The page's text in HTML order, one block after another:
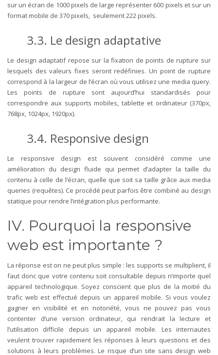
sur un écran de 1000 pixels de large représenter 600 pixels et sur un
format mobile de 370 pixels, seulement 222 pixels.
3.3. Le design adaptative
Le design adaptatif repose sur la fixation de points de rupture sur
lesquels des valeurs fixes seront redéfinies. Un point de rupture
correspond à la largeur de l’écran où vous utilisez une media query.
Les points de rupture sont aujourd’hui standardisés pour
correspondre aux supports mobiles, tablette et ordinateur (370px,
768px, 1024px, 1920px).
3.4. Responsive design
Le responsive design est souvent considéré comme une
amélioration du design fluide qui permet d’adapter la taille du
contenu à celle de l’écran, quelle que soit sa taille grâce aux media
queries (requêtes). Ce procédé peut parfois être combiné au design
statique pour rendre l’intégration plus performante.
IV. Pourquoi la responsive
web est importante ?
La réponse est on ne peut plus simple : les supports se multiplient, il
faut donc que votre contenu soit consultable depuis n’importe quel
appareil technologique. Soyez conscient que plus de la moitié du
trafic web est effectué depuis un appareil mobile. Si vous voulez
gagner en visibilité et en notoriété, vous ne pouvez pas vous
contenter d’une version ordinateur, qui rendrait la lecture et
l’utilisation difficile depuis un appareil mobile. Les internautes
veulent trouver rapidement les réponses à leurs questions et des
solutions à leurs problèmes. Le risque d’un site sans design web